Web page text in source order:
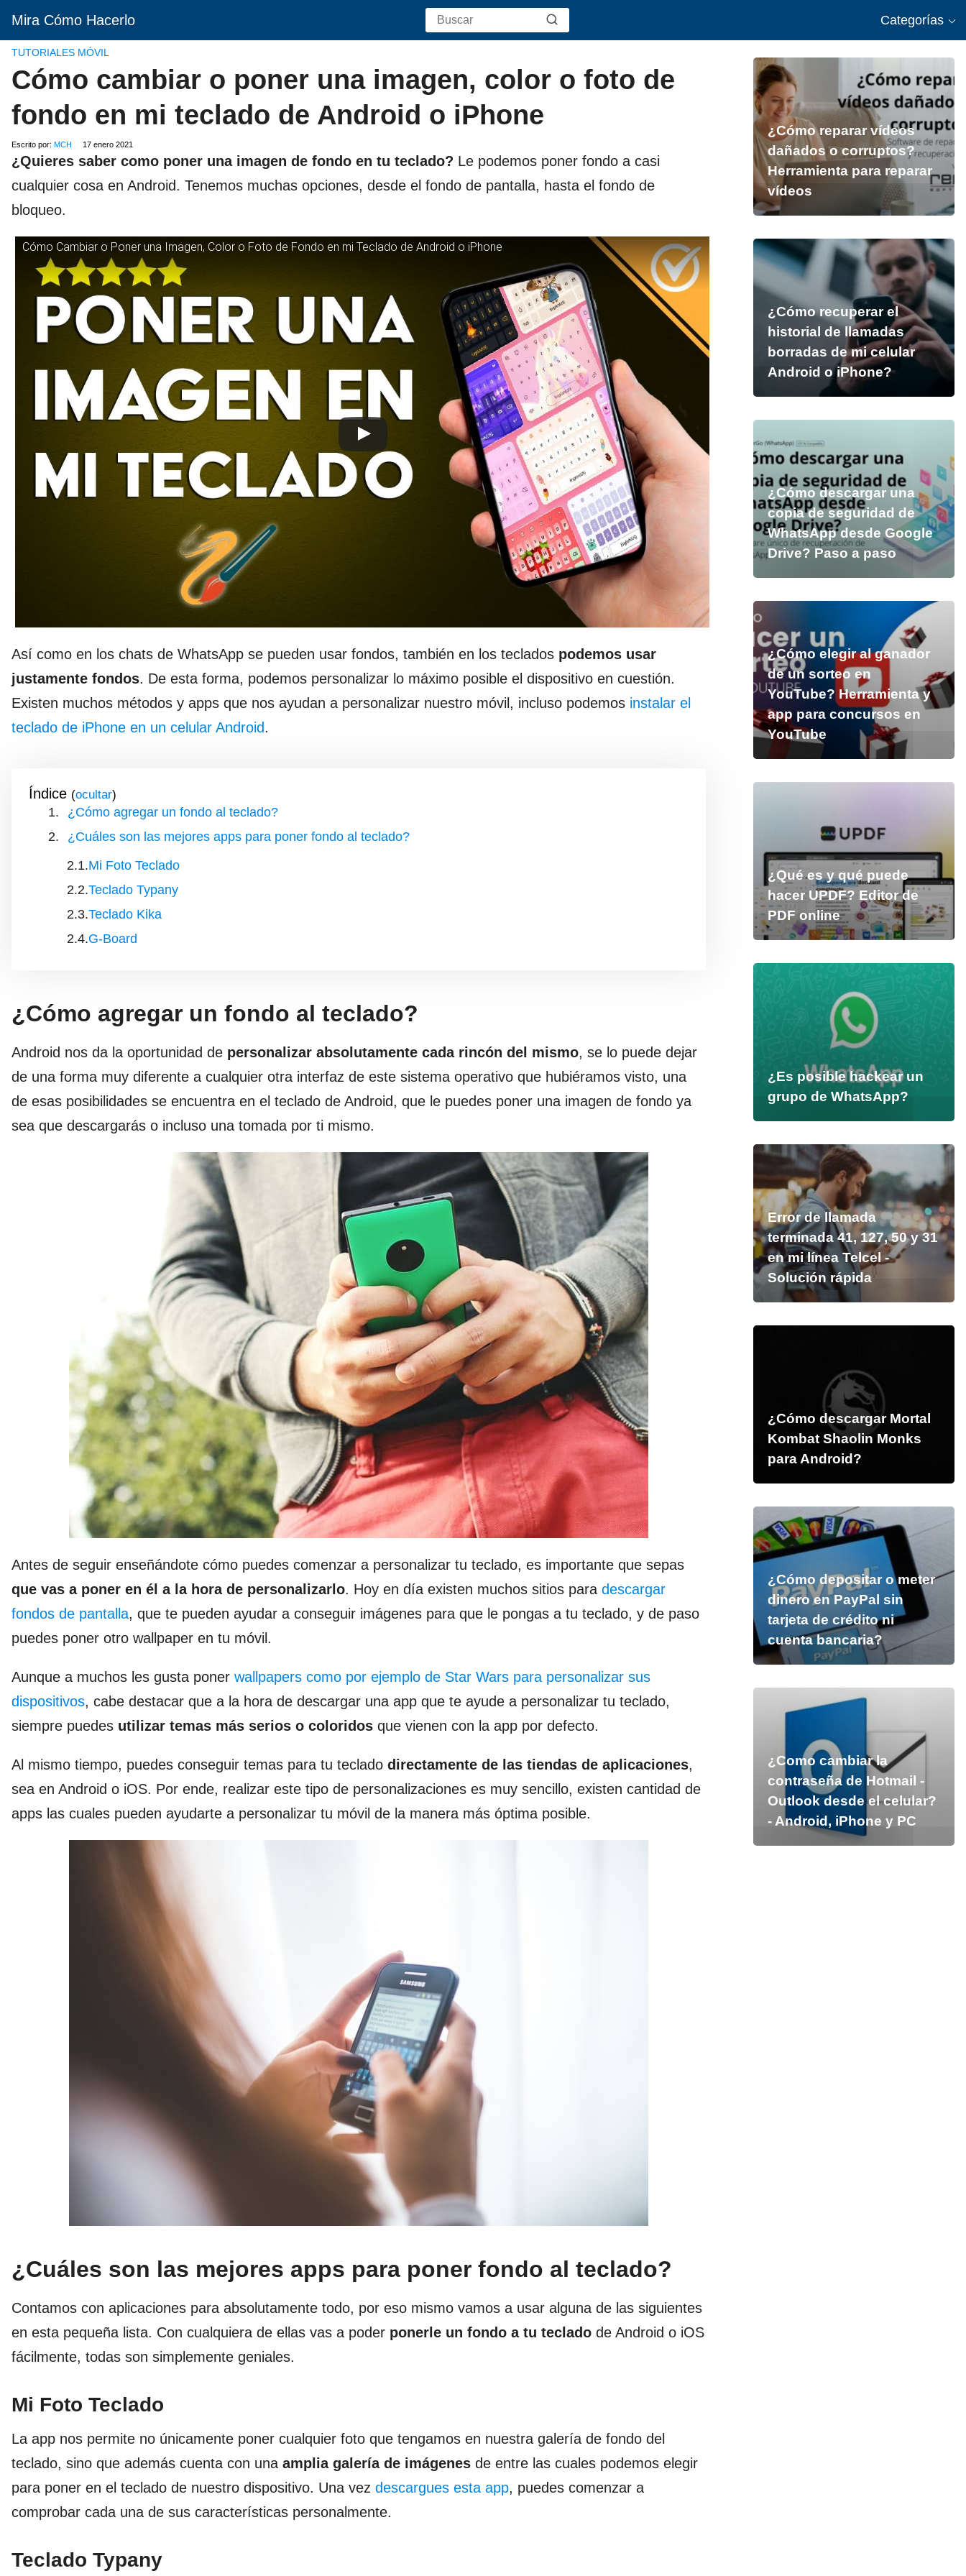
Mira Cómo Hacerlo Categorías
TUTORIALES MÓVIL
Cómo cambiar o poner una imagen, color o foto de
fondo en mi teclado de Android o iPhone
Escrito por: MCH 17 enero 2021
¿Quieres saber como poner una imagen de fondo en tu teclado? Le podemos poner fondo a casi
cualquier cosa en Android. Tenemos muchas opciones, desde el fondo de pantalla, hasta el fondo de
bloqueo.
Cómo Cambiar o Poner una Imagen, Color o Foto de Fondo en mi Teclado de Android o iPhone
Así como en los chats de WhatsApp se pueden usar fondos, también en los teclados podemos usar
justamente fondos. De esta forma, podemos personalizar lo máximo posible el dispositivo en cuestión.
Existen muchos métodos y apps que nos ayudan a personalizar nuestro móvil, incluso podemos instalar el
teclado de iPhone en un celular Android.
Índice ( )
¿Cómo agregar un fondo al teclado?
¿Cuáles son las mejores apps para poner fondo al teclado?
Mi Foto Teclado
Teclado Typany
Teclado Kika
G-Board
¿Cómo agregar un fondo al teclado?
Android nos da la oportunidad de personalizar absolutamente cada rincón del mismo, se lo puede dejar
de una forma muy diferente a cualquier otra interfaz de este sistema operativo que hubiéramos visto, una
de esas posibilidades se encuentra en el teclado de Android, que le puedes poner una imagen de fondo ya
sea que descargarás o incluso una tomada por ti mismo.
Antes de seguir enseñándote cómo puedes comenzar a personalizar tu teclado, es importante que sepas
que vas a poner en él a la hora de personalizarlo. Hoy en día existen muchos sitios para descargar
fondos de pantalla, que te pueden ayudar a conseguir imágenes para que le pongas a tu teclado, y de paso
puedes poner otro wallpaper en tu móvil.
Aunque a muchos les gusta poner wallpapers como por ejemplo de Star Wars para personalizar sus
dispositivos, cabe destacar que a la hora de descargar una app que te ayude a personalizar tu teclado,
siempre puedes utilizar temas más serios o coloridos que vienen con la app por defecto.
Al mismo tiempo, puedes conseguir temas para tu teclado directamente de las tiendas de aplicaciones,
sea en Android o iOS. Por ende, realizar este tipo de personalizaciones es muy sencillo, existen cantidad de
apps las cuales pueden ayudarte a personalizar tu móvil de la manera más óptima posible.
¿Cuáles son las mejores apps para poner fondo al teclado?
Contamos con aplicaciones para absolutamente todo, por eso mismo vamos a usar alguna de las siguientes
en esta pequeña lista. Con cualquiera de ellas vas a poder ponerle un fondo a tu teclado de Android o iOS
fácilmente, todas son simplemente geniales.
Mi Foto Teclado
La app nos permite no únicamente poner cualquier foto que tengamos en nuestra galería de fondo del
teclado, sino que además cuenta con una amplia galería de imágenes de entre las cuales podemos elegir
para poner en el teclado de nuestro dispositivo. Una vez descargues esta app, puedes comenzar a
comprobar cada una de sus características personalmente.
Teclado Typany
¿Cómo reparar vídeos
dañados o corruptos?
Herramienta para reparar
vídeos
¿Cómo recuperar el
historial de llamadas
borradas de mi celular
Android o iPhone?
¿Cómo descargar una
copia de seguridad de
WhatsApp desde Google
Drive? Paso a paso
¿Cómo elegir al ganador
de un sorteo en
YouTube? Herramienta y
app para concursos en
YouTube
¿Qué es y qué puede
hacer UPDF? Editor de
PDF online
¿Es posible hackear un
grupo de WhatsApp?
Error de llamada
terminada 41, 127, 50 y 31
en mi línea Telcel -
Solución rápida
¿Cómo descargar Mortal
Kombat Shaolin Monks
para Android?
¿Cómo depositar o meter
dinero en PayPal sin
tarjeta de crédito ni
cuenta bancaria?
¿Como cambiar la
contraseña de Hotmail -
Outlook desde el celular?
- Android, iPhone y PC